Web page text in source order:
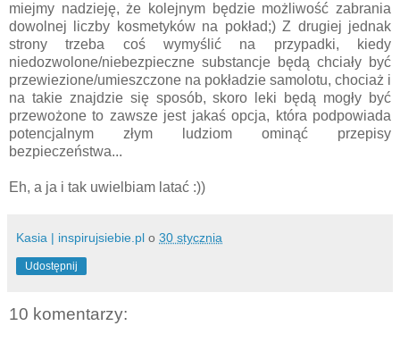
miejmy nadzieję, że kolejnym będzie możliwość zabrania
dowolnej liczby kosmetyków na pokład;) Z drugiej jednak
strony trzeba coś wymyślić na przypadki, kiedy
niedozwolone/niebezpieczne substancje będą chciały być
przewiezione/umieszczone na pokładzie samolotu, chociaż i
na takie znajdzie się sposób, skoro leki będą mogły być
przewożone to zawsze jest jakaś opcja, która podpowiada
potencjalnym złym ludziom ominąć przepisy
bezpieczeństwa...
Eh, a ja i tak uwielbiam latać :))
Kasia | inspirujsiebie.pl o 30 stycznia
Udostępnij
10 komentarzy: